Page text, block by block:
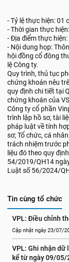
- Tỷ lệ thực hiện: 01
- Thời gian thực
- Địa điểm thực
- Nội dung họp:
hội đồng cổ đông
lệ Công ty.
Quy trình, thủ tục
chứng khoán nêu
quy định chi tiết tại
chứng khoán của
Công ty cổ phần
trình lập hồ sơ, tài
pháp luật về tính
sơ; Tổ chức, cá
trách nhiệm trước
liệu đó theo quy
54/2019/QH14
Luật số 56/2024/
Tin cùng tổ chức
VPL: Điều chỉnh
Cập nhật ngày 23/07/
VPL: Ghi nhận dữ
kể từ ngày 09/05/